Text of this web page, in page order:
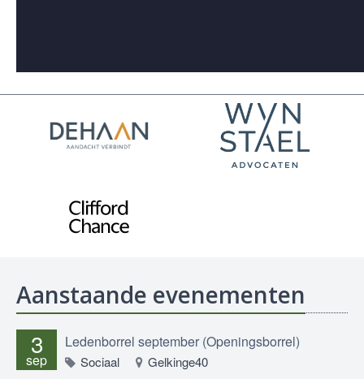
Aanstaande evenementen
3
sep
Ledenborrel september (Openingsborrel)
Sociaal Gelkinge40